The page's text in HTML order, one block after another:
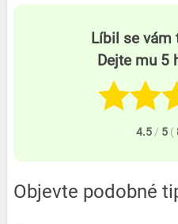
Líbil se vám
Dejte mu 5
4.5 / 5 (
Objevte podobné